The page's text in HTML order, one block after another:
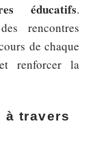
éducatifs.
rencontres
de chaque
renforcer la
à travers